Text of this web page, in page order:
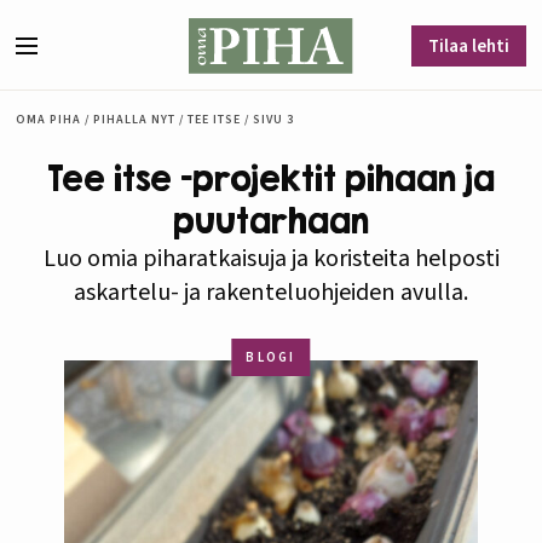
Tilaa lehti
OMA PIHA / PIHALLA NYT / TEE ITSE / SIVU 3
Tee itse -projektit pihaan ja
puutarhaan
Luo omia piharatkaisuja ja koristeita helposti
askartelu- ja rakenteluohjeiden avulla.
BLOGI